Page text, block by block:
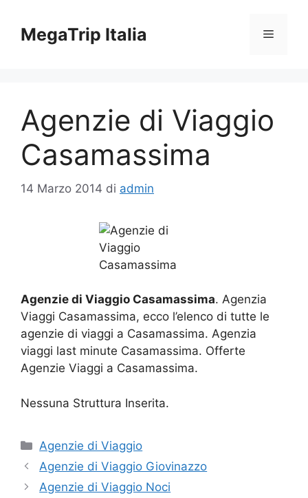
contenuto
MegaTrip Italia Menu
Agenzie di Viaggio
Casamassima
14 Marzo 2014 di admin
Agenzie di Viaggio Casamassima. Agenzia
Viaggi Casamassima, ecco l’elenco di tutte le
agenzie di viaggi a Casamassima. Agenzia
viaggi last minute Casamassima. Offerte
Agenzie Viaggi a Casamassima.
Nessuna Struttura Inserita.
Categorie
Agenzie di Viaggio
Agenzie di Viaggio Giovinazzo
Agenzie di Viaggio Noci